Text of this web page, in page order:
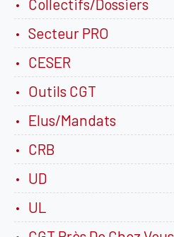
Collectifs/Dossiers
Secteur PRO
CESER
Outils CGT
Elus/Mandats
CRB
UD
UL